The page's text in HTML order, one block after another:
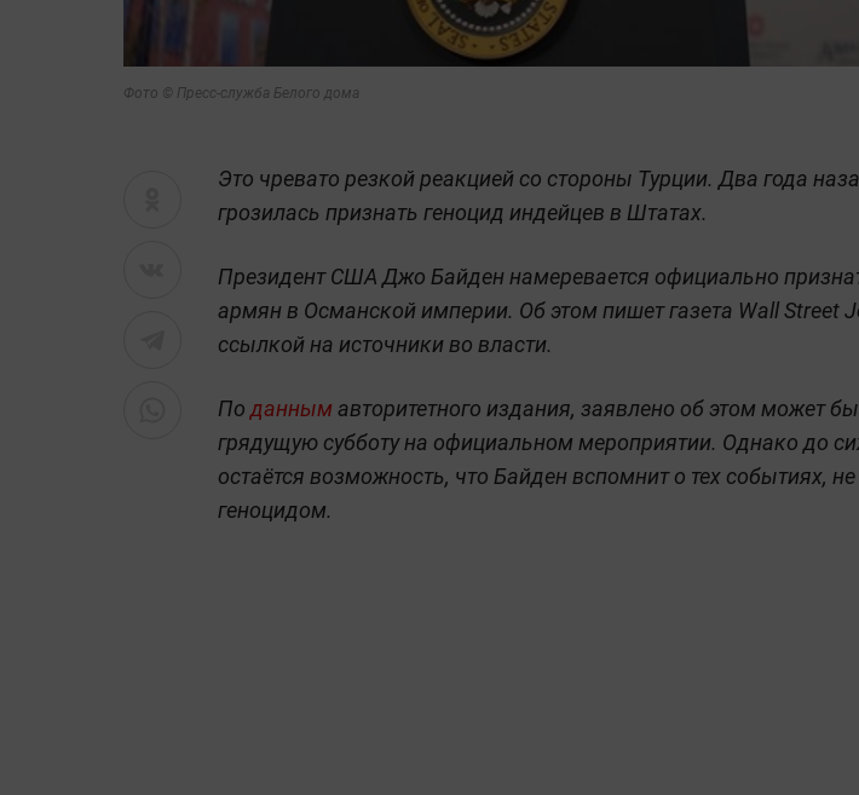
Фото © Пресс-служба Белого дома
Это чревато резкой реакцией со стороны Турции. Два года
грозилась признать геноцид индейцев в Штатах.
Президент США Джо Байден намеревается официально
армян в Османской империи. Об этом пишет газета Wall Street
ссылкой на источники во власти.
Поданным авторитетного издания, заявлено об этом может
грядущую субботу на официальном мероприятии. Однако до
остаётся возможность, что Байден вспомнит о тех событиях,
геноцидом.